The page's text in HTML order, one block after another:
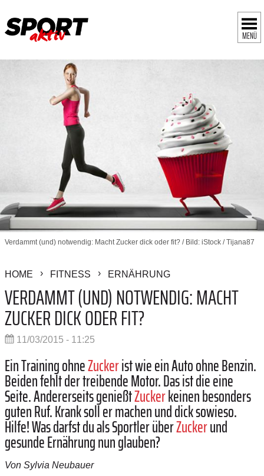
MENÜ
Verdammt (und) notwendig: Macht Zucker dick oder fit? / Bild: iStock / Tijana87
HOME FITNESS ERNÄHRUNG
VERDAMMT (UND) NOTWENDIG: MACHT
ZUCKER DICK ODER FIT?
11/03/2015 - 11:25
Ein Training ohneZuckerist wie ein Auto ohne Benzin.
Beiden fehlt der treibende Motor. Das ist die eine
Seite. Andererseits genießtZuckerkeinen besonders
guten Ruf. Krank soll er machen und dick sowieso.
Hilfe! Was darfst du als Sportler überZuckerund
gesunde Ernährung nun glauben?
Von Sylvia Neubauer